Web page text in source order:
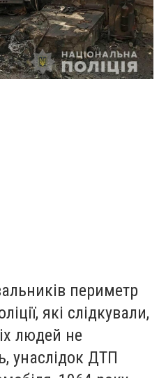
периметр
які слідкували,
людей не
унаслідок ДТП